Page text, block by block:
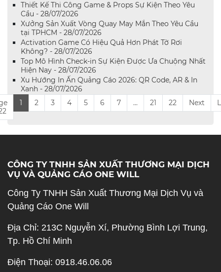
Thiết Kế Thi Công Game & Props Sự Kiện Theo Yêu
Cầu - 28/07/2026
Xưởng Sản Xuất Vòng Quay May Mắn Theo Yêu Cầu
tại TPHCM - 28/07/2026
Activation Game Có Hiệu Quả Hơn Phát Tờ Rơi
Không? - 28/07/2026
Top Mô Hình Check-in Sự Kiện Được Ưa Chuộng Nhất
Hiện Nay - 28/07/2026
Xu Hướng In Ấn Quảng Cáo 2026: QR Code, AR & In
Xanh - 28/07/2026
1 2 3 4 5 6 7 ... 21 22 Next
CÔNG TY TNHH SẢN XUẤT THƯƠNG MẠI DỊCH
VỤ VÀ QUẢNG CÁO ONE WILL
Công Ty TNHH Sản Xuất Thương Mại Dịch Vụ và
Quảng Cáo One Will
Địa Chỉ: 213C Nguyễn Xí, Phường Bình Lợi Trung,
Tp. Hồ Chí Minh
Điện Thoại: 0918.46.06.06